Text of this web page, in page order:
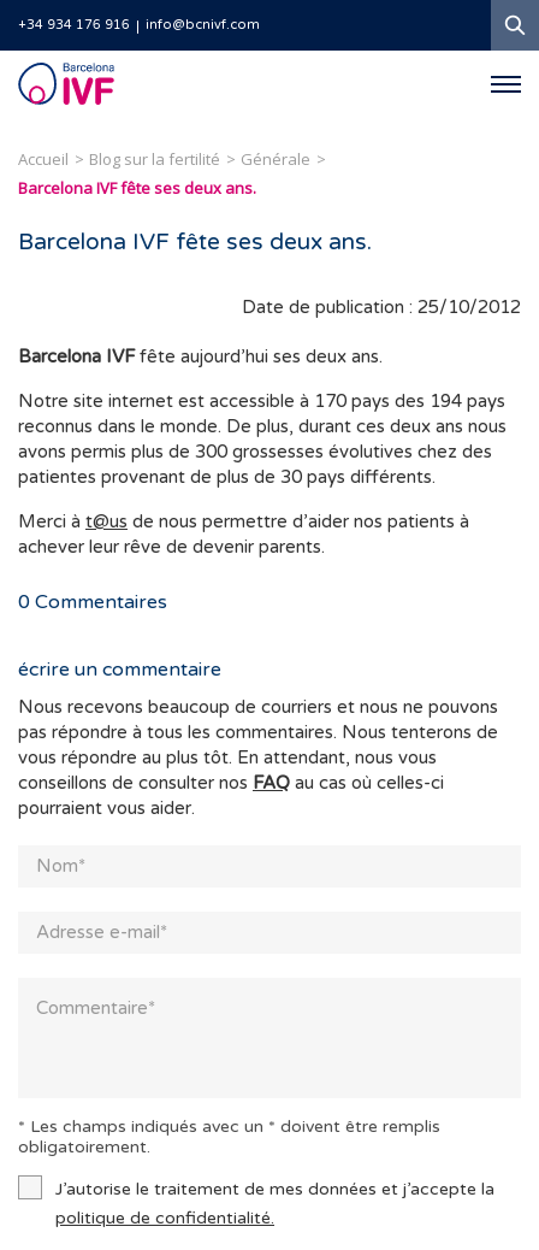
+34 934 176 916 info@bcnivf.com
Barcelona
IVF
Accueil Blog sur la fertilité
Générale
Barcelona IVF fête ses deux ans.
Barcelona IVF fête ses deux ans.
Date de publication : 25/10/2012
Barcelona IVFfête aujourd’hui ses deux ans.
Notre site internet est accessible à 170 pays des 194 pays
reconnus dans le monde. De plus, durant ces deux ans nous
avons permis plus de 300 grossesses évolutives chez des
patientes provenant de plus de 30 pays différents.
Merci à t@us de nous permettre d’aider nos patients à
achever leur rêve de devenir parents.
0 Commentaires
écrire un commentaire
Nous recevons beaucoup de courriers et nous ne pouvons
pas répondre à tous les commentaires. Nous tenterons de
vous répondre au plus tôt. En attendant, nous vous
conseillons de consulter nos FAQ au cas où celles-ci
pourraient vous aider.
* Les champs indiqués avec un * doivent être remplis
obligatoirement.
J’autorise le traitement de mes données et j’accepte la
politique de confidentialité.